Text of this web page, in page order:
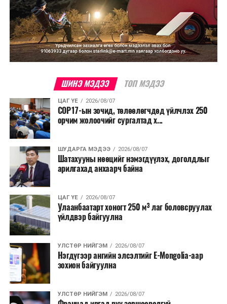
ШИНЭ МЭДЭЭ ТОП МЭДЭЭ
ЦАГ ҮЕ 2026/08/07
COP17-ын зочид, төлөөлөгчдөд үйлчлэх 250
орчим жолоочийг сургалтад х...
ШУДАРГА МЭДЭЭ 2026/08/07
Шатахууны нөөцийг нэмэгдүүлэх, доголдлыг
арилгахад анхаарч байна
ЦАГ ҮЕ 2026/08/07
Улаанбаатарт хоногт 250 м³ лаг боловсруулах
үйлдвэр байгуулна
УЛСТӨР НИЙГЭМ 2026/08/07
Нэгдүгээр ангийн элсэлтийг E-Mongolia-аар
зохион байгуулна
УЛСТӨР НИЙГЭМ 2026/08/07